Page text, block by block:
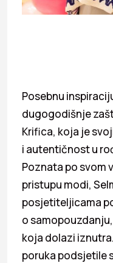
Posebnu
dugogodišnje
Krifica, koja je
i autentičnost u
Poznata po svom
pristupu modi,
posjetiteljicama
o
koja dolazi
poruka podsjetile